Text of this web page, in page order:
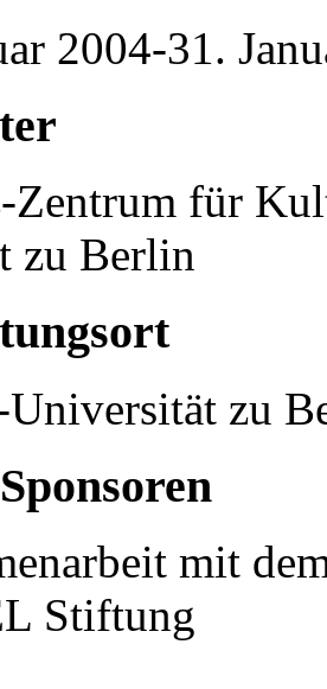
2004-31.
Zentrum für
zu Berlin
zu
mit
Stiftung